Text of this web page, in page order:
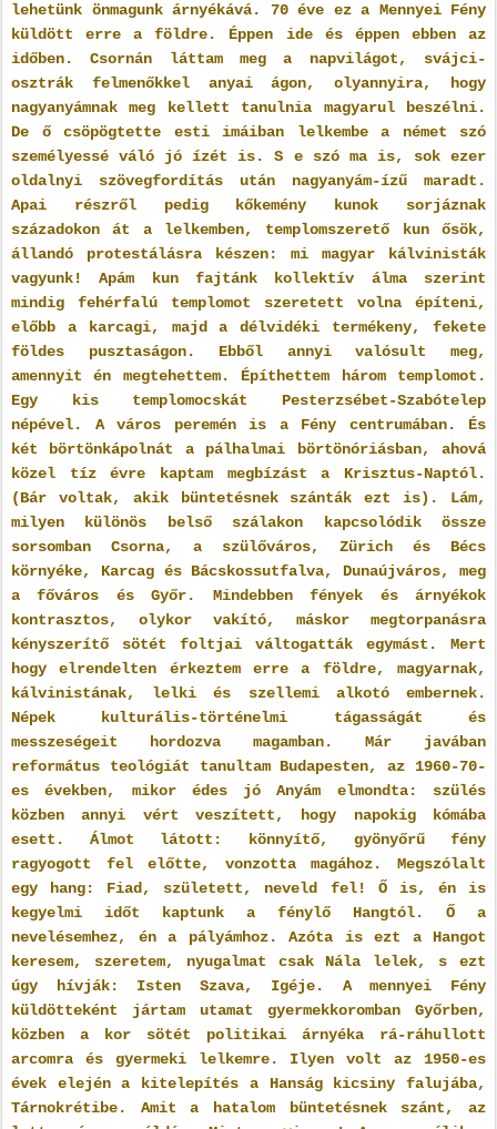
lehetünk önmagunk árnyékává. 70 éve ez a Mennyei Fény
küldött erre a földre. Éppen ide és éppen ebben az
időben. Csornán láttam meg a napvilágot, svájci-
osztrák felmenőkkel anyai ágon, olyannyira, hogy
nagyanyámnak meg kellett tanulnia magyarul beszélni.
De ő csöpögtette esti imáiban lelkembe a német szó
személyessé váló jó ízét is. S e szó ma is, sok ezer
oldalnyi szövegfordítás után nagyanyám-ízű maradt.
Apai részről pedig kőkemény kunok sorjáznak
századokon át a lelkemben, templomszerető kun ősök,
állandó protestálásra készen: mi magyar kálvinisták
vagyunk! Apám kun fajtánk kollektív álma szerint
mindig fehérfalú templomot szeretett volna építeni,
előbb a karcagi, majd a délvidéki termékeny, fekete
földes pusztaságon. Ebből annyi valósult meg,
amennyit én megtehettem. Építhettem három templomot.
Egy kis templomocskát Pesterzsébet-Szabótelep
népével. A város peremén is a Fény centrumában. És
két börtönkápolnát a pálhalmai börtönóriásban, ahová
közel tíz évre kaptam megbízást a Krisztus-Naptól.
(Bár voltak, akik büntetésnek szánták ezt is). Lám,
milyen különös belső szálakon kapcsolódik össze
sorsomban Csorna, a szülőváros, Zürich és Bécs
környéke, Karcag és Bácskossutfalva, Dunaújváros, meg
a főváros és Győr. Mindebben fények és árnyékok
kontrasztos, olykor vakító, máskor megtorpanásra
kényszerítő sötét foltjai váltogatták egymást. Mert
hogy elrendelten érkeztem erre a földre, magyarnak,
kálvinistának, lelki és szellemi alkotó embernek.
Népek kulturális-történelmi tágasságát és
messzeségeit hordozva magamban. Már javában
református teológiát tanultam Budapesten, az 1960-70-
es években, mikor édes jó Anyám elmondta: szülés
közben annyi vért veszített, hogy napokig kómába
esett. Álmot látott: könnyítő, gyönyőrű fény
ragyogott fel előtte, vonzotta magához. Megszólalt
egy hang: Fiad, született, neveld fel! Ő is, én is
kegyelmi időt kaptunk a fénylő Hangtól. Ő a
nevelésemhez, én a pályámhoz. Azóta is ezt a Hangot
keresem, szeretem, nyugalmat csak Nála lelek, s ezt
úgy hívják: Isten Szava, Igéje. A mennyei Fény
küldötteként jártam utamat gyermekkoromban Győrben,
közben a kor sötét politikai árnyéka rá-ráhullott
arcomra és gyermeki lelkemre. Ilyen volt az 1950-es
évek elején a kitelepítés a Hanság kicsiny falujába,
Tárnokrétibe. Amit a hatalom büntetésnek szánt, az